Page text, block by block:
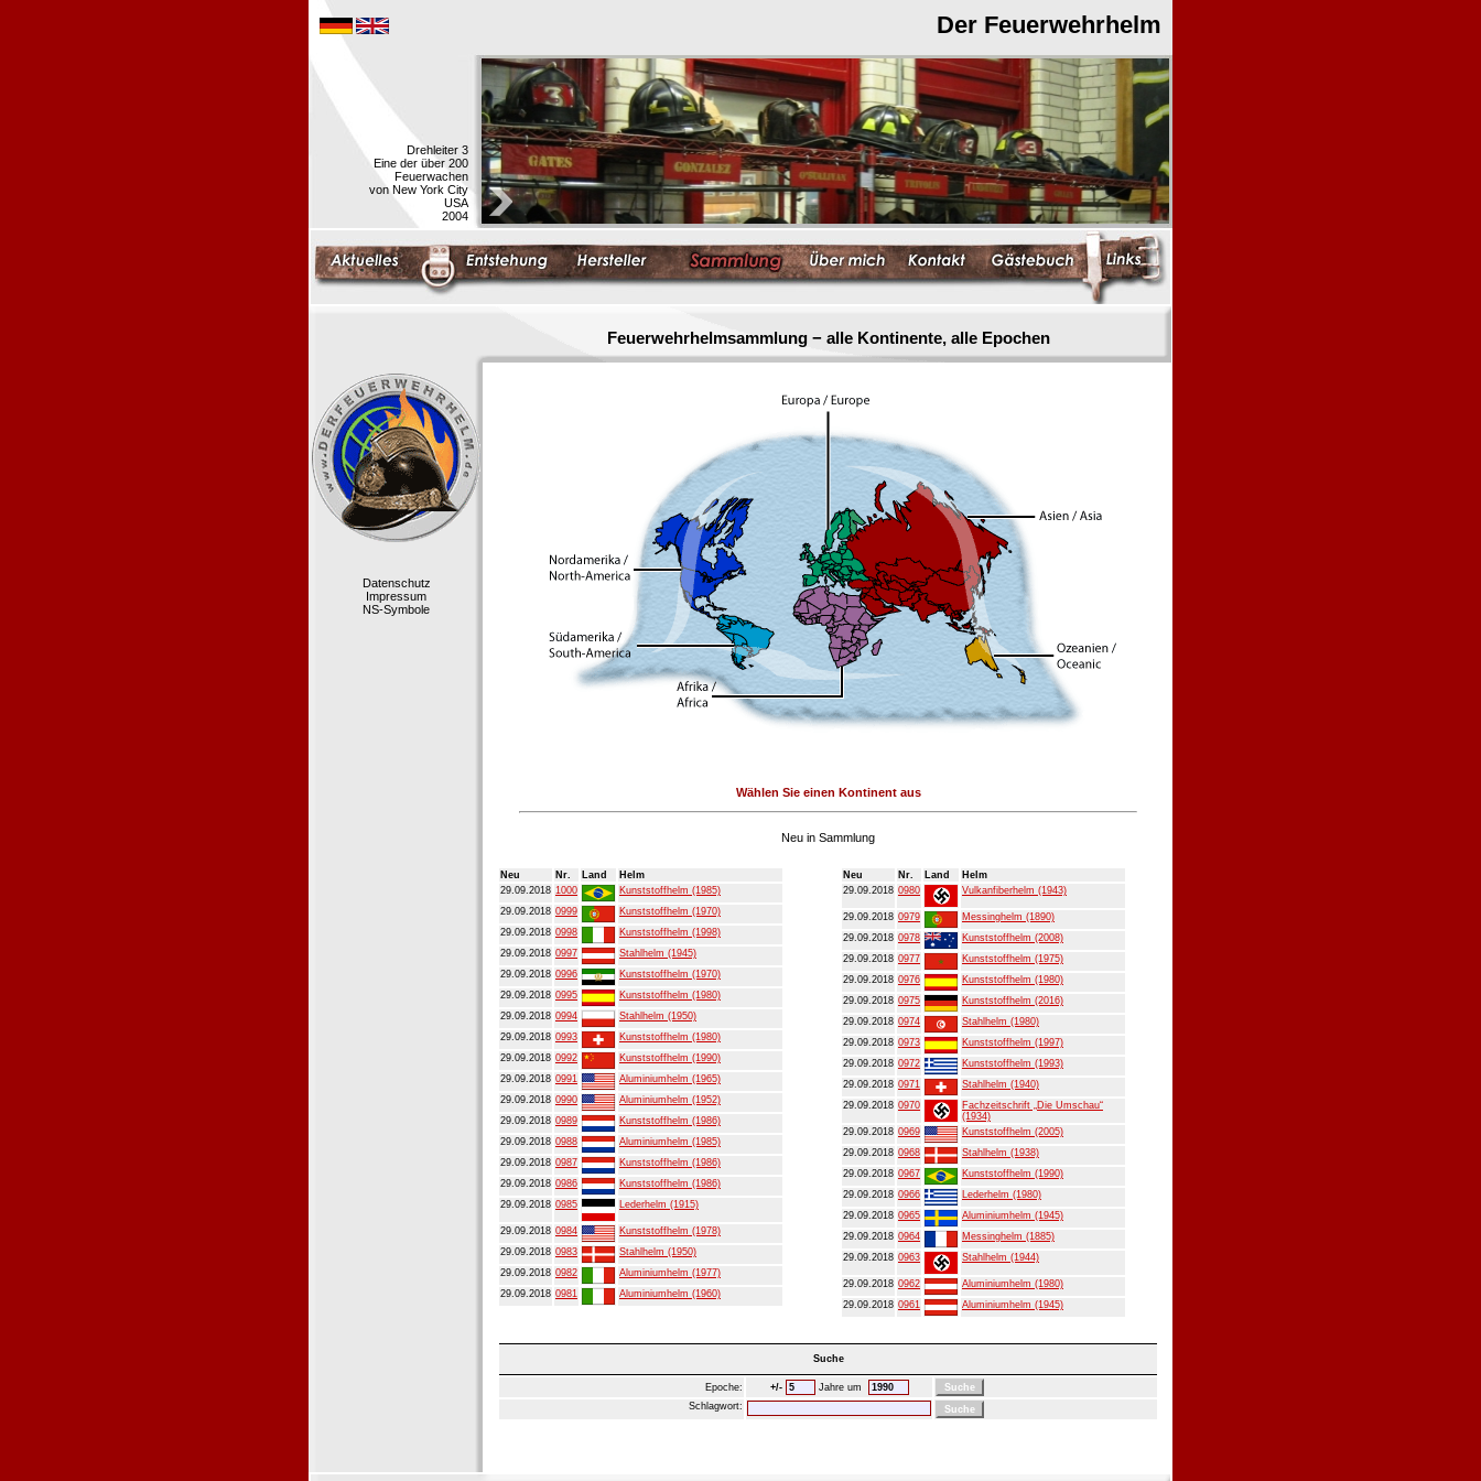
Der Feuerwehrhelm
Drehleiter 3
Eine der über 200
Feuerwachen
von New York City
USA
2004
Feuerwehrhelmsammlung − alle Kontinente, alle Epochen
Datenschutz
Impressum
NS-Symbole
Wählen Sie einen Kontinent aus
Neu in Sammlung
Neu Nr. Land
Helm
29.09.2018 1000
Kunststoffhelm (1985)
29.09.2018 0999
Kunststoffhelm (1970)
29.09.2018 0998
Kunststoffhelm (1998)
29.09.2018 0997
Stahlhelm (1945)
29.09.2018 0996
Kunststoffhelm (1970)
29.09.2018 0995
Kunststoffhelm (1980)
29.09.2018 0994
Stahlhelm (1950)
29.09.2018 0993
Kunststoffhelm (1980)
29.09.2018 0992
Kunststoffhelm (1990)
29.09.2018 0991
Aluminiumhelm (1965)
29.09.2018 0990
Aluminiumhelm (1952)
29.09.2018 0989
Kunststoffhelm (1986)
29.09.2018 0988
Aluminiumhelm (1985)
29.09.2018 0987
Kunststoffhelm (1986)
29.09.2018 0986
Kunststoffhelm (1986)
29.09.2018 0985 Lederhelm (1915)
29.09.2018 0984
Kunststoffhelm (1978)
29.09.2018 0983
Stahlhelm (1950)
29.09.2018 0982
Aluminiumhelm (1977)
29.09.2018 0981 Aluminiumhelm (1960)
Neu Nr. Land
Helm
29.09.2018 0980 Vulkanfiberhelm (1943)
29.09.2018 0979
Messinghelm (1890)
29.09.2018 0978
Kunststoffhelm (2008)
29.09.2018 0977
Kunststoffhelm (1975)
29.09.2018 0976
Kunststoffhelm (1980)
29.09.2018 0975
Kunststoffhelm (2016)
29.09.2018 0974
Stahlhelm (1980)
29.09.2018 0973
Kunststoffhelm (1997)
29.09.2018 0972
Kunststoffhelm (1993)
29.09.2018 0971
Stahlhelm (1940)
29.09.2018 0970
Fachzeitschrift „Die Umschau“
(1934)
29.09.2018 0969
Kunststoffhelm (2005)
29.09.2018 0968
Stahlhelm (1938)
29.09.2018 0967
Kunststoffhelm (1990)
29.09.2018 0966
Lederhelm (1980)
29.09.2018 0965
Aluminiumhelm (1945)
29.09.2018 0964
Messinghelm (1885)
29.09.2018 0963 Stahlhelm (1944)
29.09.2018 0962
Aluminiumhelm (1980)
29.09.2018 0961 Aluminiumhelm (1945)
Suche
Epoche: +/-
Jahre um
Schlagwort: